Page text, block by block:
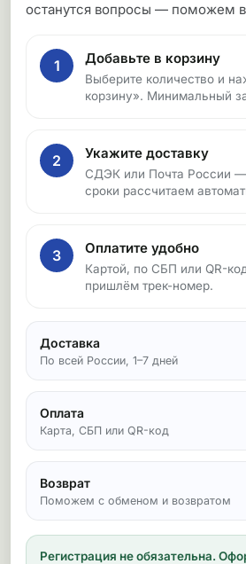
останутся вопросы — поможем в
1 Добавьте в корзину
Выберите количество и
корзину». Минимальный
2 Укажите доставку
СДЭК или Почта России —
сроки рассчитаем
3 Оплатите удобно
Картой, по СБП или QR-
пришлём трек-номер.
Доставка
По всей России, 1–7 дней
Оплата
Карта, СБП или QR-код
Возврат
Поможем с обменом и возвратом
Регистрация не обязательна.